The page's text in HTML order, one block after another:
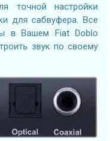
точной настройки
для сабвуфера. Все
в Вашем Fiat Doblo
звук по своему